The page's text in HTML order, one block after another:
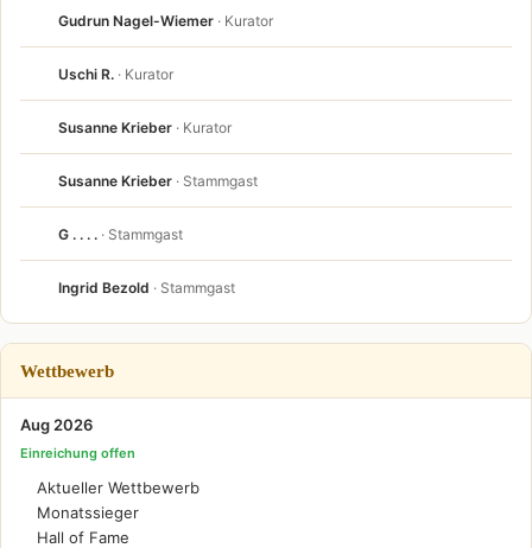
Gudrun Nagel-Wiemer · Kurator
Uschi R. · Kurator
Susanne Krieber · Kurator
Susanne Krieber · Stammgast
G . . . . · Stammgast
Ingrid Bezold · Stammgast
Wettbewerb
Aug 2026
Einreichung offen
Aktueller Wettbewerb
Monatssieger
Hall of Fame